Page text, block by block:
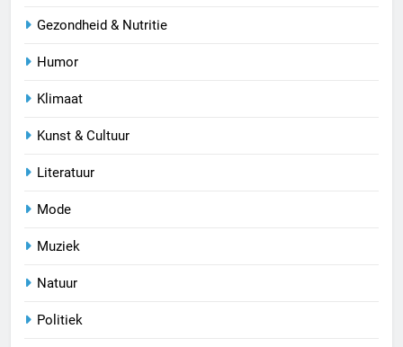
Gezondheid & Nutritie
Humor
Klimaat
Kunst & Cultuur
Literatuur
Mode
Muziek
Natuur
Politiek